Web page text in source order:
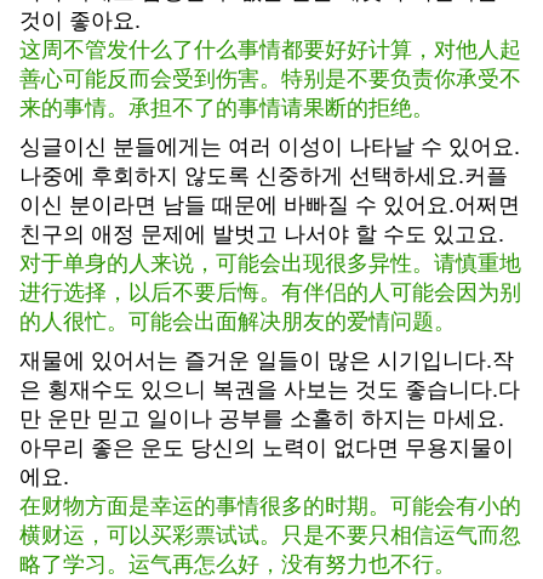
것이 좋아요.
这周不管发什么了什么事情都要好好计算，对他人起
善心可能反而会受到伤害。特别是不要负责你承受不
来的事情。承担不了的事情请果断的拒绝。
싱글이신 분들에게는 여러 이성이 나타날 수 있어요.
나중에 후회하지 않도록 신중하게 선택하세요.커플
이신 분이라면 남들 때문에 바빠질 수 있어요.어쩌면
친구의 애정 문제에 발벗고 나서야 할 수도 있고요.
对于单身的人来说，可能会出现很多异性。请慎重地
进行选择，以后不要后悔。有伴侣的人可能会因为别
的人很忙。可能会出面解决朋友的爱情问题。
재물에 있어서는 즐거운 일들이 많은 시기입니다.작
은 횡재수도 있으니 복권을 사보는 것도 좋습니다.다
만 운만 믿고 일이나 공부를 소홀히 하지는 마세요.
아무리 좋은 운도 당신의 노력이 없다면 무용지물이
에요.
在财物方面是幸运的事情很多的时期。可能会有小的
横财运，可以买彩票试试。只是不要只相信运气而忽
略了学习。运气再怎么好，没有努力也不行。